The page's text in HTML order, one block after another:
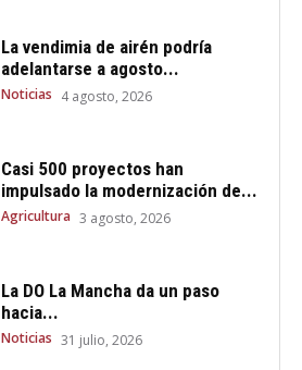
La vendimia de airén podría
adelantarse a agosto...
Noticias 4 agosto, 2026
Casi 500 proyectos han
impulsado la modernización de...
Agricultura 3 agosto, 2026
La DO La Mancha da un paso
hacia...
Noticias 31 julio, 2026